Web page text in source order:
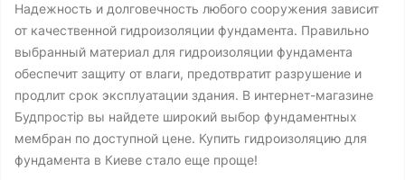
Надежность и долговечность любого сооружения зависит
от качественной гидроизоляции фундамента. Правильно
выбранный материал для гидроизоляции фундамента
обеспечит защиту от влаги, предотвратит разрушение и
продлит срок эксплуатации здания. В интернет-магазине
Будпростір вы найдете широкий выбор фундаментных
мембран по доступной цене. Купить гидроизоляцию для
фундамента в Киеве стало еще проще!